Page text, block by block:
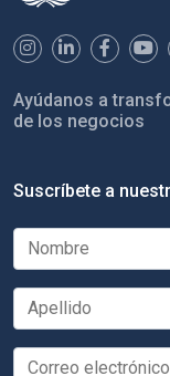
Ayúdanos a
de los negocios
Suscríbete a